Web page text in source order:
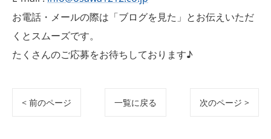
お電話・メールの際は「ブログを見た」とお伝えいただ
くとスムーズです。
たくさんのご応募をお待ちしております♪
< 前のページ 一覧に戻る 次のページ >